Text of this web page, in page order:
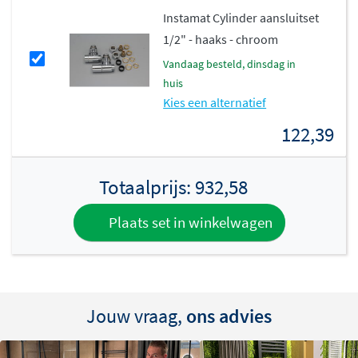
Roestvrij staal voor langdurig
Dankzij hetroestvrije stalen materiaal
uitermate geschikt voor de badkamer, waar vocht en
temperatuurwisselingen aan de orde van de dag zijn.
van het geborstelde RVS geeft een warme, eigentijdse
uitstraling, terwijl het gepolijste RVS zorgt voor een
glanzende, luxe look.
Instamat Cylinder aansluitset
1/2" - haaks - chroom
vandaag besteld, dinsdag in
huis
Kies een alternatief
122,39
Totaalprijs: 932,58
Plaats set in winkelwagen
Jouw vraag, ons advies